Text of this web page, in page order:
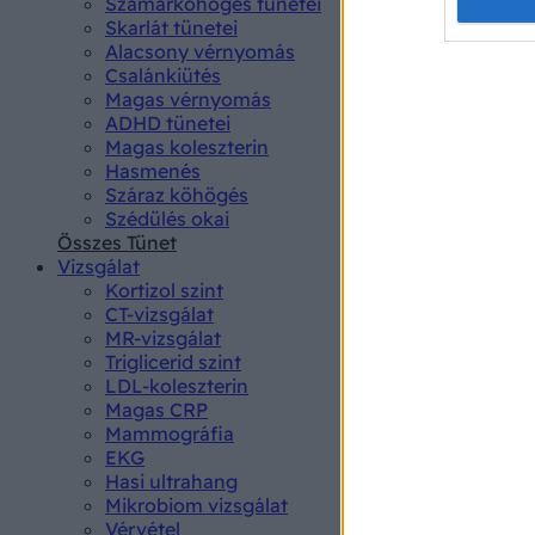
Skarlát tünetei
Alacsony vérnyomás
Csalánkiütés
Magas vérnyomás
ADHD tünetei
Magas koleszterin
Hasmenés
Száraz köhögés
Szédülés okai
Összes Tünet
Vizsgálat
Kortizol szint
CT-vizsgálat
MR-vizsgálat
Triglicerid szint
LDL-koleszterin
Magas CRP
Mammográfia
EKG
Hasi ultrahang
Mikrobiom vizsgálat
Vérvétel